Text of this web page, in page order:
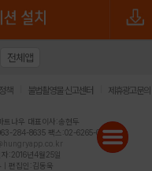
전체앱
책 불법촬영물 신고센터 제휴광고문의
트나우 대표이사:송현두
284-8635 팩스:02-6265-0377
:2016년4월25일
| 편집인:김동욱